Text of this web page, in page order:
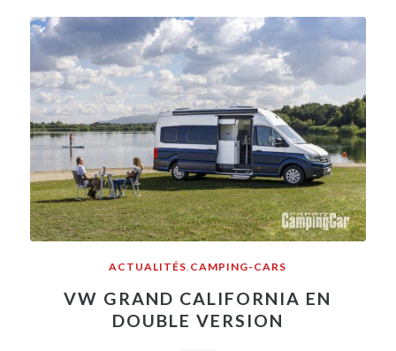
ACTUALITÉS CAMPING-CARS
VW GRAND CALIFORNIA EN
DOUBLE VERSION